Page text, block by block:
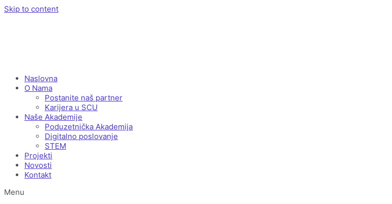
Skip to content
Naslovna
O Nama
Postanite naš partner
Karijera u SCU
Naše Akademije
Poduzetnička Akademija
Digitalno poslovanje
STEM
Projekti
Novosti
Kontakt
Menu